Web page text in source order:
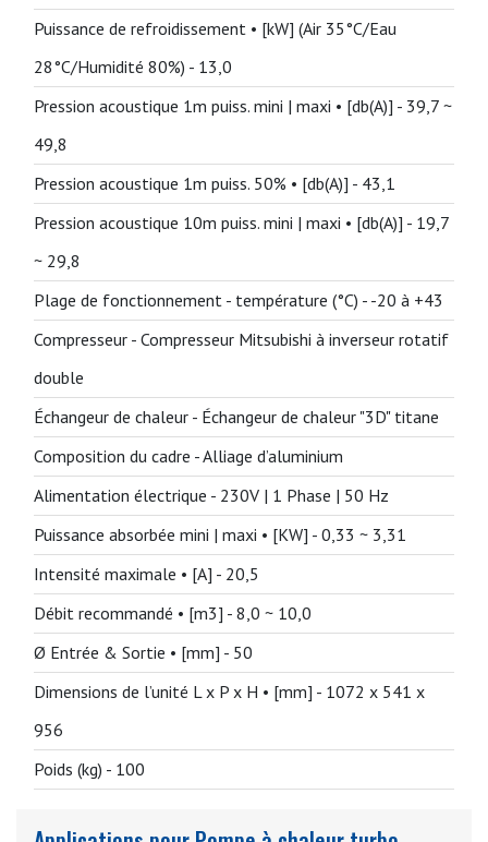
Puissance de refroidissement • [kW] (Air 35°C/Eau
28°C/Humidité 80%) - 13,0
Pression acoustique 1m puiss. mini | maxi • [db(A)] - 39,7 ~
49,8
Pression acoustique 1m puiss. 50% • [db(A)] - 43,1
Pression acoustique 10m puiss. mini | maxi • [db(A)] - 19,7
~ 29,8
Plage de fonctionnement - température (°C) - -20 à +43
Compresseur - Compresseur Mitsubishi à inverseur rotatif
double
Échangeur de chaleur - Échangeur de chaleur "3D" titane
Composition du cadre -Alliage d’aluminium
Alimentation électrique - 230V | 1 Phase | 50 Hz
Puissance absorbée mini | maxi • [KW] - 0,33 ~ 3,31
Intensité maximale • [A] - 20,5
Débit recommandé • [m3] - 8,0 ~ 10,0
Ø Entrée & Sortie • [mm] - 50
Dimensions de l’unité L x P x H • [mm] - 1072 x 541 x
956
Poids (kg) - 100